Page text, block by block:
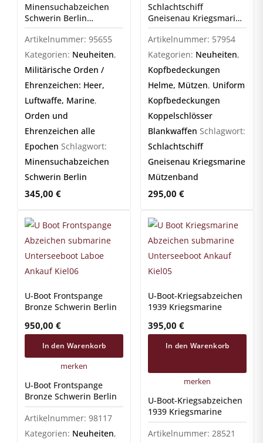
Minensuchabzeichen
Schwerin Berlin
Kriegsmarine,
Buntmetall
Artikelnummer: 95655
Kategorien: Neuheiten,
Militärische Orden /
Ehrenzeichen: Heer,
Luftwaffe, Marine,
Orden und
Ehrenzeichen alle
Epochen Schlagwort:
Minensuchabzeichen
Schwerin Berlin
345,00 €
Schlachtschiff
Gneisenau Kriegsmarine
Mützenband
Artikelnummer: 57954
Kategorien: Neuheiten,
Kopfbedeckungen
Helme, Mützen, Uniform
Kopfbedeckungen
Koppelschlösser
Blankwaffen Schlagwort:
Schlachtschiff
Gneisenau Kriegsmarine
Mützenband
295,00€
U-Boot Frontspange
Bronze Schwerin Berlin
950,00 €
In den Warenkorb
merken
U-Boot Frontspange
Bronze Schwerin Berlin
Artikelnummer: 98117
Kategorien: Neuheiten,
U-Boot-Kriegsabzeichen
1939 Kriegsmarine
395,00€
In den Warenkorb
merken
U-Boot-Kriegsabzeichen
1939 Kriegsmarine
Artikelnummer: 28521